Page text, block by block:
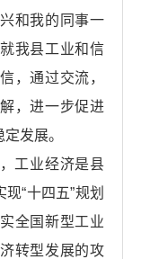
和我的同事一
我县工业和信
，通过交流，
，进一步促进
发展。
工业经济是县
“十四五”规划
全国新型工业
转型发展的攻